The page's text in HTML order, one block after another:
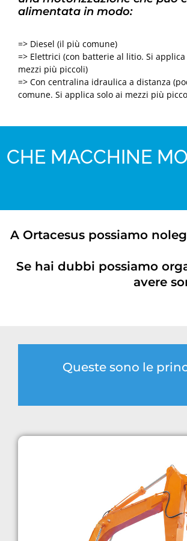
alimentata in modo:
=> Diesel (il più comune)
=> Elettrici (con batterie al litio. Si applica
mezzi più piccoli)
=> Con centralina idraulica a distanza
comune. Si applica solo ai mezzi più
CHE MACCHINE
A Ortacesus possiamo
Se hai dubbi possiamo
avere
Queste sono le